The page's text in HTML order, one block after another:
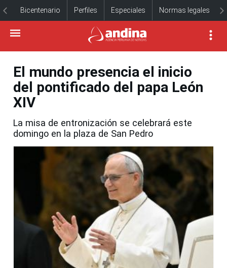
Bicentenario Perfiles Especiales Normas legales
El mundo presencia el inicio
del pontificado del papa León
XIV
La misa de entronización se celebrará este
domingo en la plaza de San Pedro